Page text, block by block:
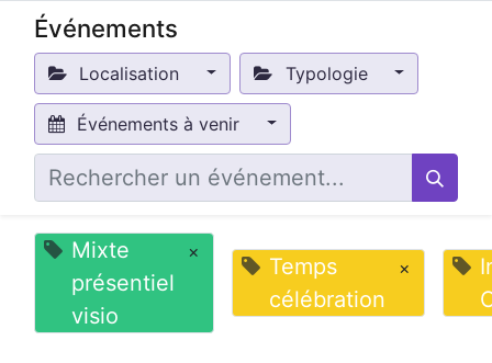
Événements
Localisation Typologie
Événements à venir
Mixte
présentiel
visio
×
Temps
célébration
×